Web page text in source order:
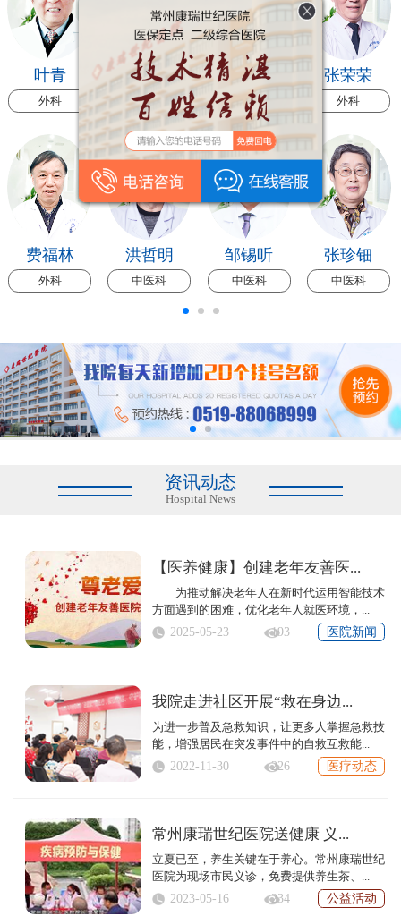
叶青
外科
焦素芹
康复科
胡智伟
外科
张荣荣
外科
费福林
外科
洪哲明
中医科
邹锡听
中医科
张珍钿
中医科
资讯动态
Hospital News
【医养健康】创建老年友善医...
为推动解决老年人在新时代运用智能技术
方面遇到的困难，优化老年人就医环境，...
2025-05-23 193 医院新闻
我院走进社区开展“救在身边...
为进一步普及急救知识，让更多人掌握急救技
能，增强居民在突发事件中的自救互救能...
2022-11-30 226 医疗动态
常州康瑞世纪医院送健康 义...
立夏已至，养生关键在于养心。常州康瑞世纪
医院为现场市民义诊，免费提供养生茶、...
2023-05-16 234 公益活动